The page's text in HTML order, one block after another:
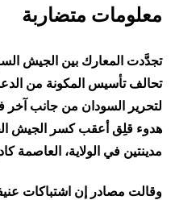
معلومات متضاربة
تجدَّدت المعارك بين الجيش
تحالف تأسيس المكونة من
لتحرير السودان من جانب آخر
هدوء قلِق أعقب كسر الجيش
مدينتين في الولاية، العاصمة
وقالت مصادر إن اشتباكات